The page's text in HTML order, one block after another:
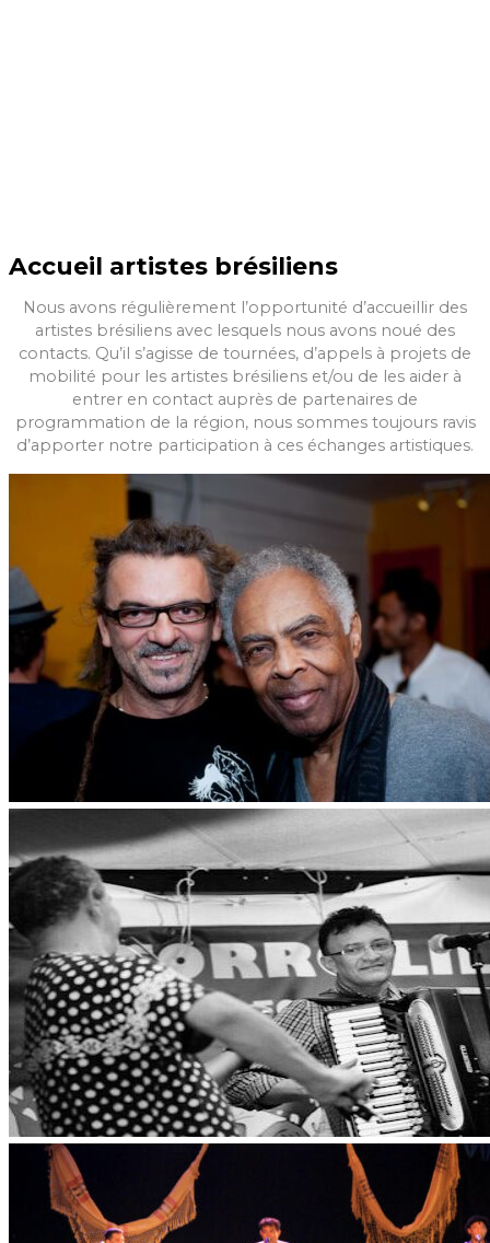
Accueil artistes brésiliens
Nous avons régulièrement l’opportunité d’accueillir des
artistes brésiliens avec lesquels nous avons noué des
contacts. Qu’il s’agisse de tournées, d’appels à projets de
mobilité pour les artistes brésiliens et/ou de les aider à
entrer en contact auprès de partenaires de
programmation de la région, nous sommes toujours ravis
d’apporter notre participation à ces échanges artistiques.